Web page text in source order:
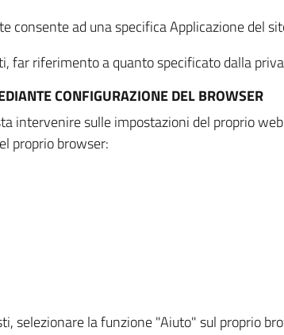
consente ad una specifica Applicazione del
far riferimento a quanto specificato dalla
CONFIGURAZIONE DEL BROWSER
intervenire sulle impostazioni del proprio
proprio browser:
selezionare la funzione "Aiuto" sul proprio